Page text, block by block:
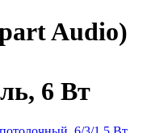
Audio)
6 Вт